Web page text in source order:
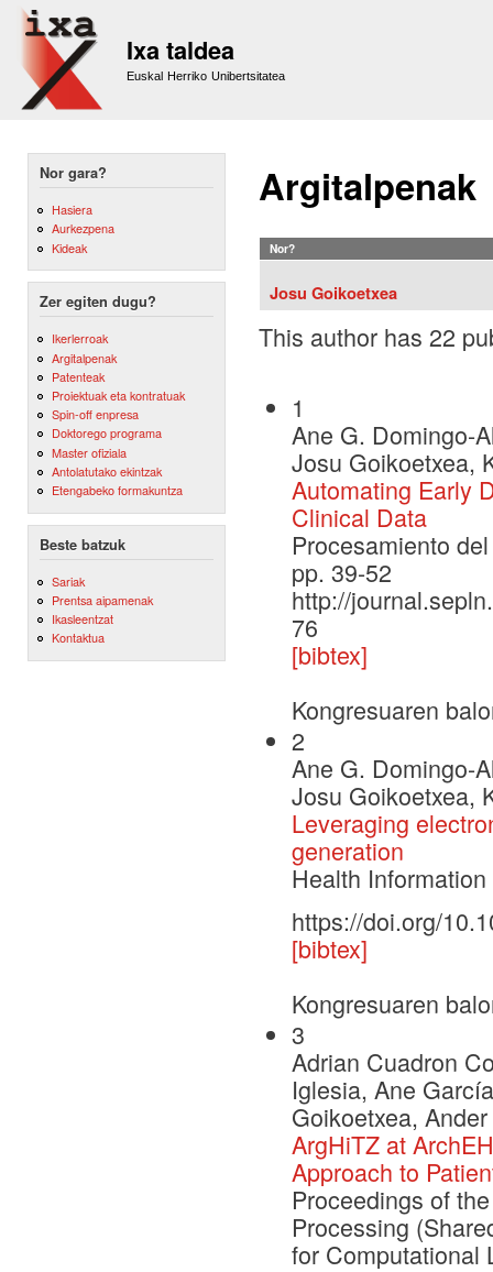
Ixa taldea
Euskal Herriko Unibertsitatea
Nor gara?
Hasiera
Aurkezpena
Kideak
Zer egiten dugu?
Ikerlerroak
Argitalpenak
Patenteak
Proiektuak eta kontratuak
Spin-off enpresa
Doktorego programa
Master ofiziala
Antolatutako ekintzak
Etengabeko formakuntza
Beste batzuk
Sariak
Prentsa aipamenak
Ikasleentzat
Kontaktua
Argitalpenak
Nor?
Josu Goikoetxea
This author has 22
1
Ane G. Domingo-
Josu Goikoetxea,
Automating Early
Clinical Data
Procesamiento
pp. 39-52
http://
76
[bibtex]
Kongresuaren
2
Ane G. Domingo-
Josu Goikoetxea,
Leveraging
generation
Health
https://doi.org/
[bibtex]
Kongresuaren
3
Adrian Cuadron
Iglesia, Ane
Goikoetxea,
ArgHiTZ at
Approach to
Proceedings of
Processing
for Computational